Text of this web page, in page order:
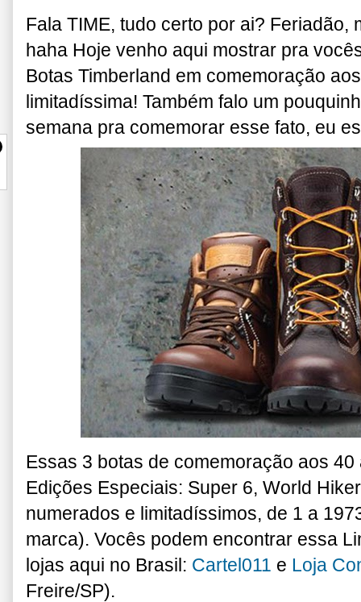
Fala TIME, tudo certo por ai? Feriadão,
haha Hoje venho aqui mostrar pra
Botas Timberland em comemoração
limitadíssima! Também falo um
semana pra comemorar esse fato, eu
Essas 3 botas de comemoração aos
Edições Especiais: Super 6, World
numerados e limitadíssimos, de 1 a
marca). Vocês podem encontrar essa
lojas aqui no Brasil: Cartel011 e Loja
Freire/SP).